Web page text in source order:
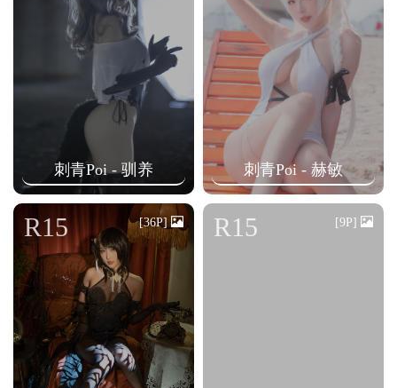
刺青Poi - 驯养 刺青Poi - 赫敏
R15 [36P] R15 [9P]